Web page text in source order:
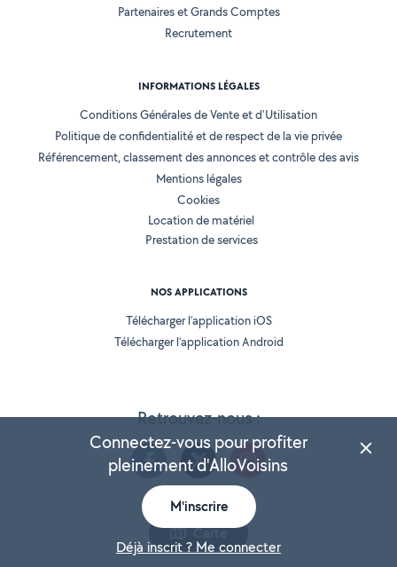
Carte
Retrouvez-nous :
Partenaires et Grands Comptes
Recrutement
INFORMATIONS LÉGALES
Conditions Générales de Vente et d'Utilisation
Politique de confidentialité et de respect de la vie privée
Référencement, classement des annonces et contrôle des avis
Mentions légales
Cookies
Location de matériel
Prestation de services
NOS APPLICATIONS
Télécharger l’application iOS
Télécharger l’application Android
Connectez-vous pour profiter
pleinement d'AlloVoisins
M'inscrire
Déjà inscrit ? Me connecter